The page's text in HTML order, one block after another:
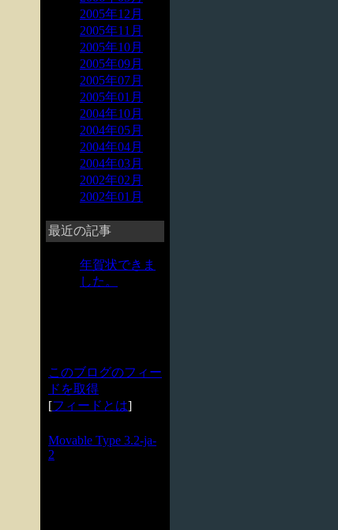
2005年12月
2005年11月
2005年10月
2005年09月
2005年07月
2005年01月
2004年10月
2004年05月
2004年04月
2004年03月
2002年02月
2002年01月
最近の記事
年賀状できま
した。
このブログのフィー
ドを取得
[フィードとは]
Movable Type 3.2-ja-
2